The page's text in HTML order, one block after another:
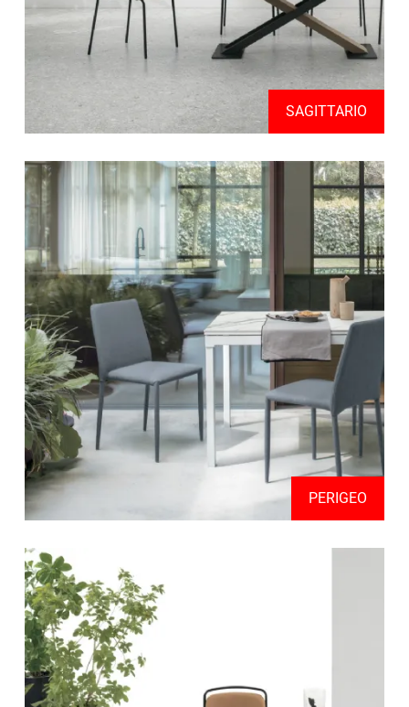
SAGITTARIO
PERIGEO